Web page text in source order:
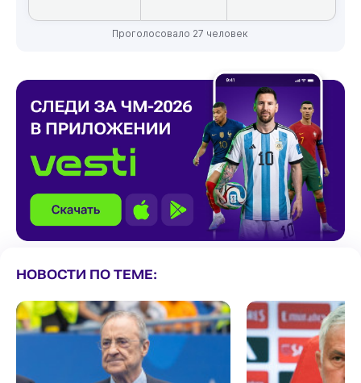
Проголосовало 27 человек
НОВОСТИ ПО ТЕМЕ: